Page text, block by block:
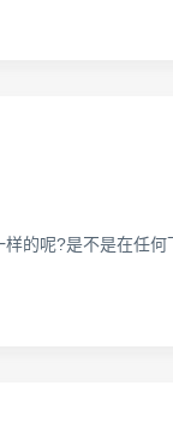
的呢?是不是在任